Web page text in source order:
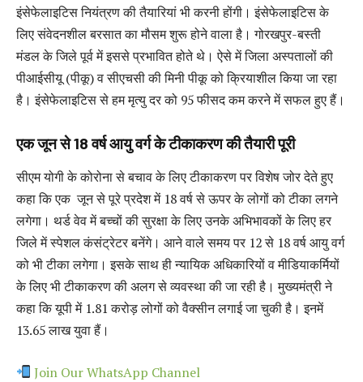
इंसेफेलाइटिस नियंत्रण की तैयारियां भी करनी होंगी। इंसेफेलाइटिस के
लिए संवेदनशील बरसात का मौसम शुरू होने वाला है। गोरखपुर-बस्ती
मंडल के जिले पूर्व में इससे प्रभावित होते थे। ऐसे में जिला अस्पतालों की
पीआईसीयू (पीकू) व सीएचसी की मिनी पीकू को क्रियाशील किया जा रहा
है। इंसेफेलाइटिस से हम मृत्यु दर को 95 फीसद कम करने में सफल हुए हैं।
एक जून से 18 वर्ष आयु वर्ग के टीकाकरण की तैयारी पूरी
सीएम योगी के कोरोना से बचाव के लिए टीकाकरण पर विशेष जोर देते हुए
कहा कि एक जून से पूरे प्रदेश में 18 वर्ष से ऊपर के लोगों को टीका लगने
लगेगा। थर्ड वेव में बच्चों की सुरक्षा के लिए उनके अभिभावकों के लिए हर
जिले में स्पेशल कंसंट्रेटर बनेंगे। आने वाले समय पर 12 से 18 वर्ष आयु वर्ग
को भी टीका लगेगा। इसके साथ ही न्यायिक अधिकारियों व मीडियाकर्मियों
के लिए भी टीकाकरण की अलग से व्यवस्था की जा रही है। मुख्यमंत्री ने
कहा कि यूपी में 1.81 करोड़ लोगों को वैक्सीन लगाई जा चुकी है। इनमें
13.65 लाख युवा हैं।
Join Our WhatsApp Channel